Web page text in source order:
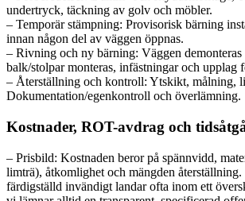
undertryck, täckning av golv och möbler.
– Temporär stämpning: Provisorisk bärning
innan någon del av väggen öppnas.
– Rivning och ny bärning: Väggen
balk/stolpar monteras, infästningar och upplag
– Återställning och kontroll: Ytskikt, målning,
Dokumentation/egenkontroll och överlämning.
Kostnader, ROT-avdrag och
– Prisbild: Kostnaden beror på spännvidd,
limträ), åtkomlighet och mängden
färdigställd invändigt landar ofta inom ett